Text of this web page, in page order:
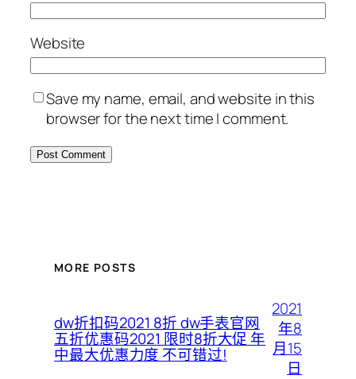
Website
Save my name, email, and website in this
browser for the next time I comment.
MORE POSTS
dw折扣码2021 8折 dw手表官网
五折优惠码2021 限时8折大促 年
中最大优惠力度 不可错过!
2021
年8
月15
日